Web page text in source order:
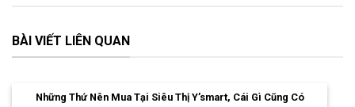
BÀI VIẾT LIÊN QUAN
Những Thứ Nên Mua Tại Siêu Thị Y’smart, Cái Gì Cũng Có